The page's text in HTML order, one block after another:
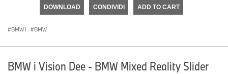
DOWNLOAD CONDIVIDI ADD TO CART
BMW i · BMW
BMW i Vision Dee - BMW Mixed Reality Slider